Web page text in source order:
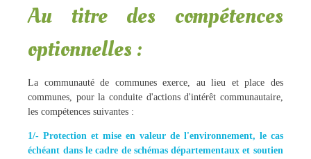
Au titre des compétences
optionnelles :
La communauté de communes exerce, au lieu et place des
communes, pour la conduite d'actions d'intérêt communautaire,
les compétences suivantes :
1/- Protection et mise en valeur de l'environnement, le cas
échéant dans le cadre de schémas départementaux et soutien